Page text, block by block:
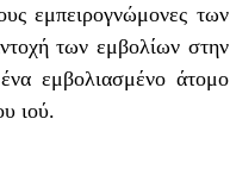
εμπειρογνώμονες των
των εμβολίων στην
εμβολιασμένο άτομο
ιού.